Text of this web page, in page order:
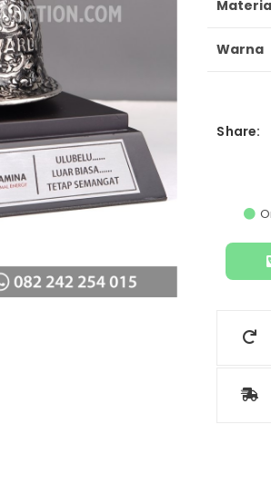
Warna
Share: